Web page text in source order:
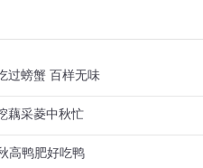
过螃蟹 百样无味
藕采菱中秋忙
高鸭肥好吃鸭